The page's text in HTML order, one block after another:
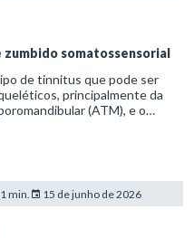
somatossensorial
de tinnitus que pode ser
principalmente da
(ATM), e o
min. 15 de junho de 2026